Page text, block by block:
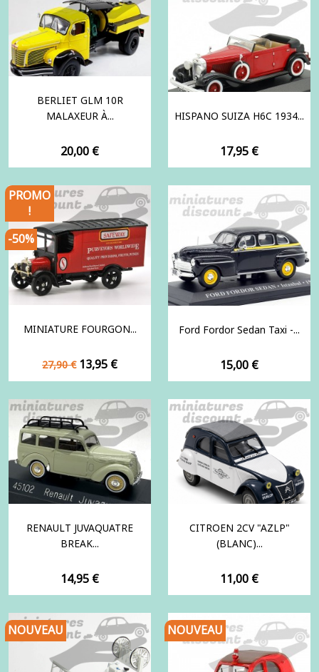
BERLIET GLM 10R
MALAXEUR À...
Prix
20,00 €
HISPANO SUIZA H6C 1934...
Prix
17,95 €
MINIATURE FOURGON...
Prix
de
27,90 € Prix
13,95 €
PROMO
!
-50%
Ford Fordor Sedan Taxi -...
Prix
15,00 €
RENAULT JUVAQUATRE
BREAK...
Prix
14,95 €
CITROEN 2CV "AZLP"
(BLANC)...
Prix
11,00 €
NOUVEAU NOUVEAU